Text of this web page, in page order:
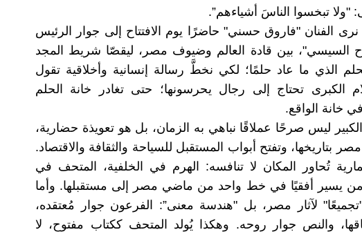
"ولا تبخسوا الناسَ أشياءهم”.
الفنان "فاروق حسني" حاضرًا يوم الافتتاح إلى جوار الرئيس
السيسي"، بين قادة العالم وضيوف مصر، ليقصّا شريط المجد
الذي ما عاد حلمًا؛ لكي نخطَّ رسالة إنسانية وأخلاقية تقول
الكبرى تحتاج إلى رجال يحرسونها؛ حتى تغادر خانة الحلم
خانة الواقع.
ليس صرحًا عملاقًا نباهي به الزمان، بل هو تعويذة حضارية،
بتاريخها، وتفتح أبواب المستقبل للسياحة والثقافة والاقتصاد.
تُحاور المكان لا تنافسه: الهرم في الخلفية، المتحف في
يسير أفقيًا في خط واحد من ماضي مصر إلى مستقبلها. وأما
لآثار مصر، بل "هندسة معنى”: الفرعون جوار مُعتقده،
والنص جوار روحه. وهكذا يُولد المتحف ككتاب مفتوح، لا